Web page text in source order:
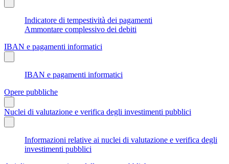
Indicatore di tempestività dei pagamenti
Ammontare complessivo dei debiti
IBAN e pagamenti informatici
IBAN e pagamenti informatici
Opere pubbliche
Nuclei di valutazione e verifica degli investimenti pubblici
Informazioni relative ai nuclei di valutazione e verifica degli
investimenti pubblici